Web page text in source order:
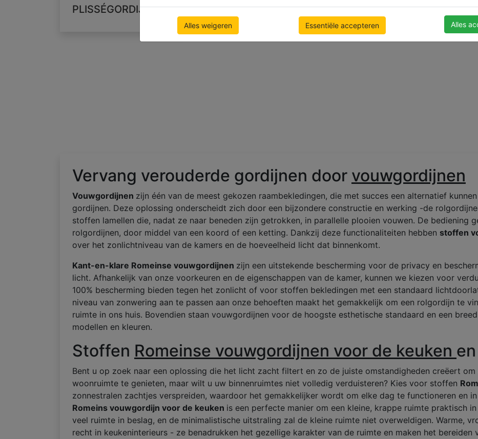
Alles weigeren Essentiële accepteren Alles
PLISSÉGORDIJNEN
Vervang verouderde gordijnen door vouwgordijnen
Vouwgordijnen zijn één van de meest gekozen raambekledingen, die met succes een alternatief
gordijnen. Deze oplossing onderscheidt zich door een bijzondere constructie en werking -de
stoffen lamellen die, nadat ze naar beneden zijn getrokken, in parallelle plooien vouwen. De bediening
rolgordijnen, door middel van een koord of een ketting. Dankzij deze functionaliteiten hebben stoffen
over het zonlichtniveau van de kamers en de hoeveelheid licht dat binnenkomt.
Kant-en-klare Romeinse vouwgordijnen zijn een uitstekende bescherming voor de privacy en
licht. Afhankelijk van onze voorkeuren en de eigenschappen van de kamer, kunnen we kiezen voor
100% bescherming bieden tegen het zonlicht of voor stoffen bekledingen met een standaard
niveau van zonwering aan te passen aan onze behoeften maakt het gemakkelijk om een rolgordijn te
ruimte in ons huis. Bovendien staan vouwgordijnen voor de hoogste esthetische standaard en een
modellen en kleuren.
Stoffen Romeinse vouwgordijnen voor de keuken
Bent u op zoek naar een oplossing die het licht zacht filtert en zo de juiste omstandigheden creëert
woonruimte te genieten, maar wilt u uw binnenruimtes niet volledig verduisteren? Kies voor stoffen
zonnestralen zachtjes verspreiden, waardoor het gemakkelijker wordt om elke dag te functioneren en
Romeins vouwgordijn voor de keuken is een perfecte manier om een kleine, krappe ruimte praktisch
veel ruimte in beslag, en de minimalistische uitstraling zal de kleine ruimte niet overweldigen. Warme,
recht in keukeninterieurs - ze benadrukken het gezellige karakter van de ruimte en maken het bereiden